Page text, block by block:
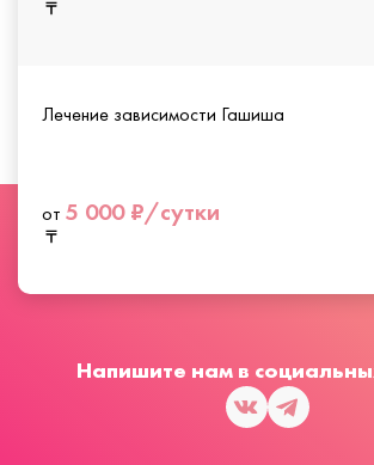
Лечение зависимости Гашиша
от 5 000 ₽/сутки
Напишите нам в